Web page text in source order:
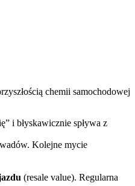
chemii samochodowej
i błyskawicznie spływa z
Kolejne mycie
(resale value). Regularna